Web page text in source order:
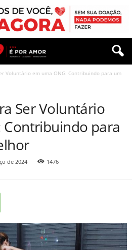
Voluntário em uma ONG: Contribuindo para um
Ser Voluntário
Contribuindo para
de 2024
1476